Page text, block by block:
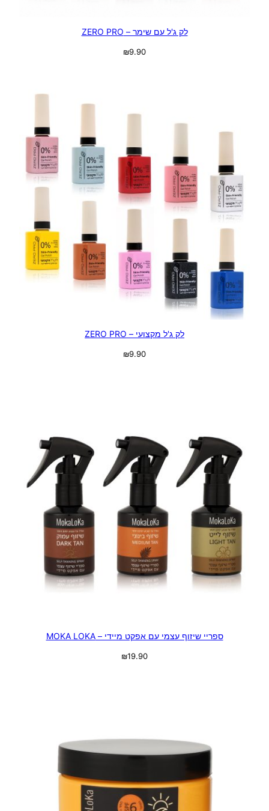
לק ג'ל עם שימר – ZERO PRO
₪9.90
לק ג'ל מקצועי – ZERO PRO
₪9.90
ספריי שיזוף עצמי עם אפקט מיידי – MOKA LOKA
₪19.90